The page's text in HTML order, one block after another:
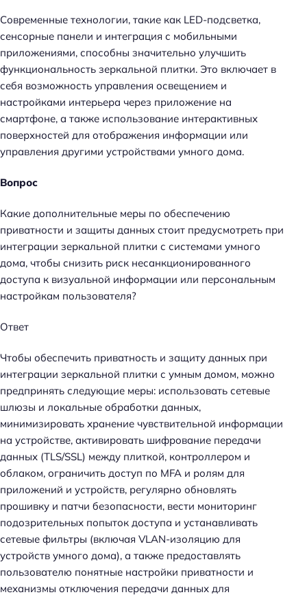
Современные технологии, такие как LED-подсветка,
сенсорные панели и интеграция с мобильными
приложениями, способны значительно улучшить
функциональность зеркальной плитки. Это включает в
себя возможность управления освещением и
настройками интерьера через приложение на
смартфоне, а также использование интерактивных
поверхностей для отображения информации или
управления другими устройствами умного дома.
Вопрос
Какие дополнительные меры по обеспечению
приватности и защиты данных стоит предусмотреть при
интеграции зеркальной плитки с системами умного
дома, чтобы снизить риск несанкционированного
доступа к визуальной информации или персональным
настройкам пользователя?
Ответ
Чтобы обеспечить приватность и защиту данных при
интеграции зеркальной плитки с умным домом, можно
предпринять следующие меры: использовать сетевые
шлюзы и локальные обработки данных,
минимизировать хранение чувствительной информации
на устройстве, активировать шифрование передачи
данных (TLS/SSL) между плиткой, контроллером и
облаком, ограничить доступ по MFA и ролям для
приложений и устройств, регулярно обновлять
прошивку и патчи безопасности, вести мониторинг
подозрительных попыток доступа и устанавливать
сетевые фильтры (включая VLAN-изоляцию для
устройств умного дома), а также предоставлять
пользователю понятные настройки приватности и
механизмы отключения передачи данных для